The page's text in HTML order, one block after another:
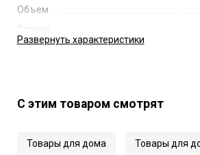
Объем
Страна
Развернуть характеристики
С этим товаром смотрят
Товары для дома Товары для